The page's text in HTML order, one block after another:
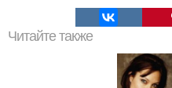
Читайте также